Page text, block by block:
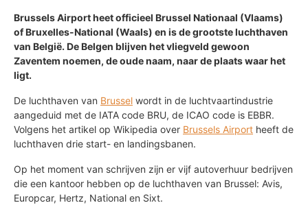
Brussels Airport heet officieel Brussel Nationaal (Vlaams)
of Bruxelles-National (Waals) en is de grootste luchthaven
van België. De Belgen blijven het vliegveld gewoon
Zaventem noemen, de oude naam, naar de plaats waar het
ligt.
De luchthaven van Brussel wordt in de luchtvaartindustrie
aangeduid met de IATA code BRU, de ICAO code is EBBR.
Volgens het artikel op Wikipedia over Brussels Airport heeft de
luchthaven drie start- en landingsbanen.
Op het moment van schrijven zijn er vijf autoverhuur bedrijven
die een kantoor hebben op de luchthaven van Brussel: Avis,
Europcar, Hertz, National en Sixt.